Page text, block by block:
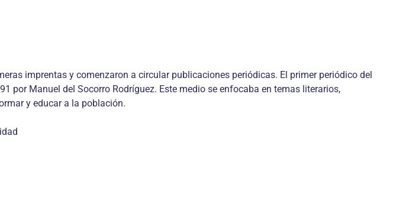
imprentas y comenzaron a circular publicaciones periódicas. El primer periódico del
por Manuel del Socorro Rodríguez. Este medio se enfocaba en temas literarios,
y educar a la población.